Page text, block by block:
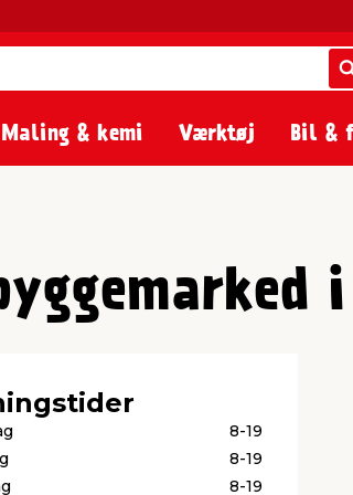
Maling & kemi Værktøj Bil &
i
8-19
8-19
8-19